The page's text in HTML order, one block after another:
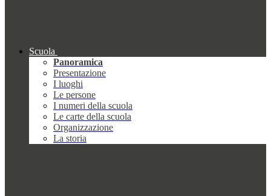
Scuola
Panoramica
Presentazione
I luoghi
Le persone
I numeri della scuola
Le carte della scuola
Organizzazione
La storia